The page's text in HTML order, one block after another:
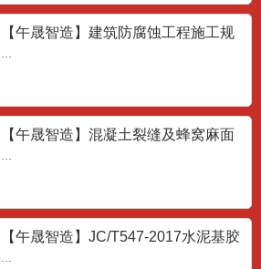
【午晟智造】建筑防腐蚀工程施工规
...
【午晟智造】混凝土裂缝及蜂窝麻面
...
【午晟智造】JC/T547-2017水泥基胶
...
抢修砂浆
...